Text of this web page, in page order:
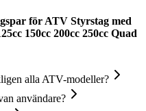
för ATV Styrstag med
150cc 200cc 250cc Quad
alla ATV-modeller?
användare?